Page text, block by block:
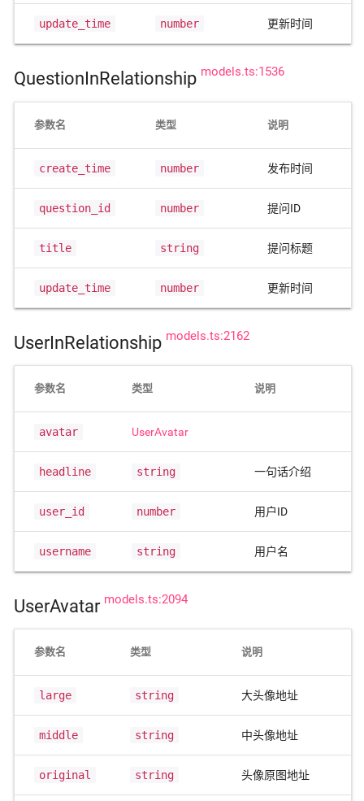
update_time number 更新时间
QuestionInRelationship models.ts:1536
参数名 类型 说明
create_time number 发布时间
question_id number 提问ID
title string 提问标题
update_time number 更新时间
UserInRelationship models.ts:2162
参数名 类型 说明
avatar UserAvatar
headline string 一句话介绍
user_id number 用户ID
username string 用户名
UserAvatar models.ts:2094
参数名 类型 说明
large string 大头像地址
middle string 中头像地址
original string 头像原图地址